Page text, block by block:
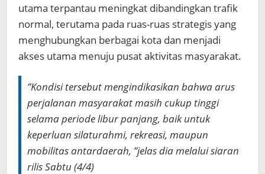
utama terpantau meningkat dibandingkan trafik
normal, terutama pada ruas-ruas strategis yang
menghubungkan berbagai kota dan menjadi
akses utama menuju pusat aktivitas masyarakat.
”Kondisi tersebut mengindikasikan bahwa arus
perjalanan masyarakat masih cukup tinggi
selama periode libur panjang, baik untuk
keperluan silaturahmi, rekreasi, maupun
mobilitas antardaerah, ”jelas dia melalui siaran
rilis Sabtu (4/4)